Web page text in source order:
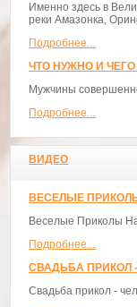
Именно здесь в
реки Амазонка,
Подробнее...
ЧТО НУЖНО И
Мужчины
Подробнее...
ВИДЕО
ВЕСЕЛЫЕ
Веселые Приколы
Подробнее...
СВАДЬБА ПРИКОЛ
Свадьба прикол -